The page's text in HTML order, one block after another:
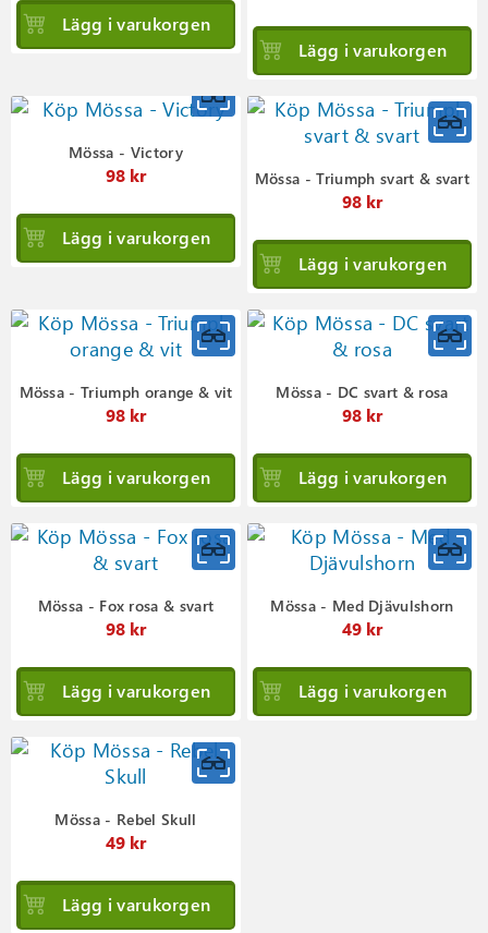
Lägg i varukorgen
Lägg i varukorgen
Mössa - Victory
98 kr
Lägg i varukorgen
Mössa - Triumph svart & svart
98 kr
Lägg i varukorgen
Mössa - Triumph orange & vit
98 kr
Lägg i varukorgen
Mössa - DC svart & rosa
98 kr
Lägg i varukorgen
Mössa - Fox rosa & svart
98 kr
Lägg i varukorgen
Mössa - Med Djävulshorn
49 kr
Lägg i varukorgen
Mössa - Rebel Skull
49 kr
Lägg i varukorgen